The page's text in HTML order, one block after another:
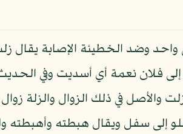
وضد الخطيئة الإصابة يقال
فلان نعمة أي أسديت وفي
والأصل في ذلك الزوال والزلة
إلى سفل ويقال هبطته